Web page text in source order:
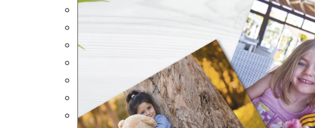
Tazas Personalizadas
Peluches Personalizados
Portalápices Personalizados
Puzles Personalizados
Juegos de Mesa
Alfombrillas Personalizadas